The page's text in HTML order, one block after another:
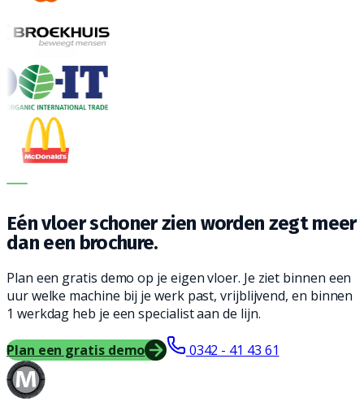
DE JUISTE MACHINE. DE BESTE SERVICE.
Eén vloer schoner zien worden zegt meer
dan een brochure.
Plan een gratis demo op je eigen vloer. Je ziet binnen een
uur welke machine bij je werk past, vrijblijvend, en binnen
1 werkdag heb je een specialist aan de lijn.
Plan een gratis demo 0342 - 41 43 61